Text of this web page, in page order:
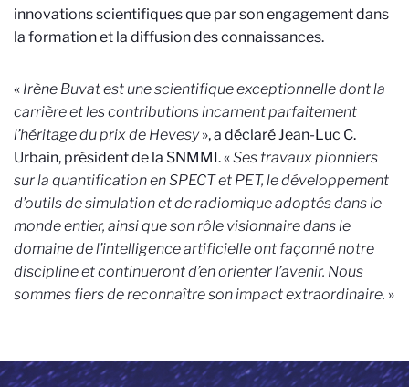
innovations scientifiques que par son engagement dans
la formation et la diffusion des connaissances.
« Irène Buvat est une scientifique exceptionnelle dont la
carrière et les contributions incarnent parfaitement
l’héritage du prix de Hevesy», a déclaré Jean-Luc C.
Urbain, président de la SNMMI. «Ses travaux pionniers
sur la quantification en SPECT et PET, le développement
d’outils de simulation et de radiomique adoptés dans le
monde entier, ainsi que son rôle visionnaire dans le
domaine de l’intelligence artificielle ont façonné notre
discipline et continueront d’en orienter l’avenir. Nous
sommes fiers de reconnaître son impact extraordinaire. »